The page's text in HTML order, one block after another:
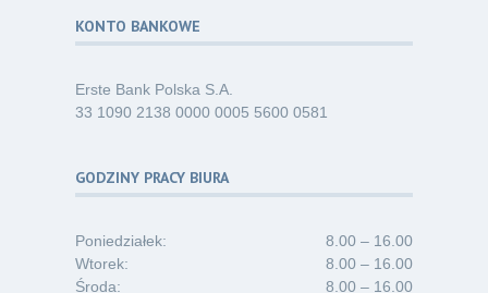
KONTO BANKOWE
Erste Bank Polska S.A.
33 1090 2138 0000 0005 5600 0581
GODZINY PRACY BIURA
Poniedziałek:
8.00 – 16.00
Wtorek:
8.00 – 16.00
Środa:
8.00 – 16.00